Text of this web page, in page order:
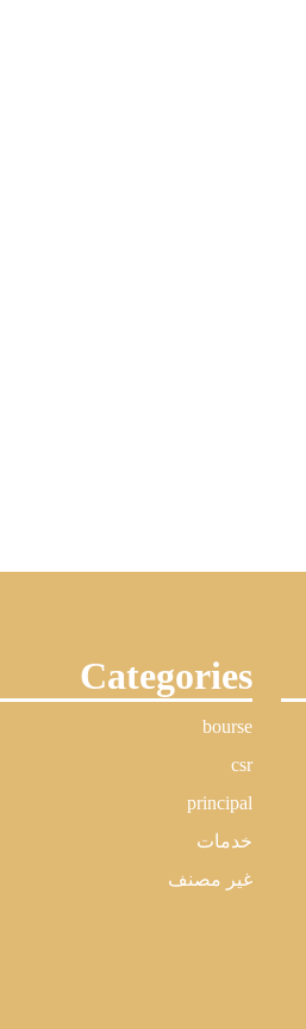
Categories
bourse
csr
principal
خدمات
غير مصنف